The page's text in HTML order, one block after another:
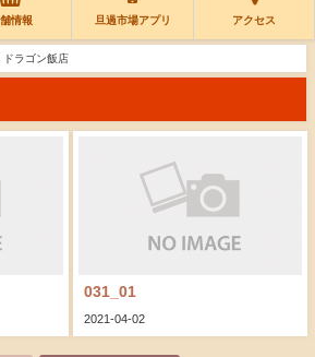
情報 旦過市場アプリ アクセス
ドラゴン飯店
031_01
2021-04-02